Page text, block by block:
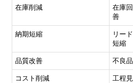
在庫削減
在庫
善
納期短縮
リー
短縮
品質改善 不良
コスト削減
工程